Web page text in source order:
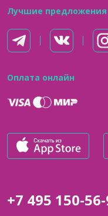
Лучшие предложения
Оплата онлайн
+7 495 150-